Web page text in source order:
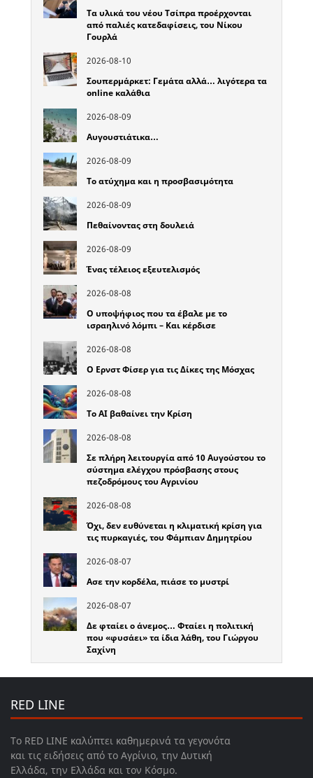
Τα υλικά του νέου Τσίπρα προέρχονται
από παλιές κατεδαφίσεις, του Νίκου
Γουρλά
2026-08-10
Σουπερμάρκετ: Γεμάτα αλλά… λιγότερα τα
online καλάθια
2026-08-09
Αυγουστιάτικα…
2026-08-09
Το ατύχημα και η προσβασιμότητα
2026-08-09
Πεθαίνοντας στη δουλειά
2026-08-09
Ένας τέλειος εξευτελισμός
2026-08-08
Ο υποψήφιος που τα έβαλε με το
ισραηλινό λόμπι – Και κέρδισε
2026-08-08
Ο Ερνστ Φίσερ για τις Δίκες της Μόσχας
2026-08-08
Το ΑΙ βαθαίνει την Κρίση
2026-08-08
Σε πλήρη λειτουργία από 10 Αυγούστου το
σύστημα ελέγχου πρόσβασης στους
πεζοδρόμους του Αγρινίου
2026-08-08
Όχι, δεν ευθύνεται η κλιματική κρίση για
τις πυρκαγιές, του Φάμπιαν Δημητρίου
2026-08-07
Ασε την κορδέλα, πιάσε το μυστρί
2026-08-07
Δε φταίει ο άνεμος… Φταίει η πολιτική
που «φυσάει» τα ίδια λάθη, του Γιώργου
Σαχίνη
RED LINE
Το RED LINE καλύπτει καθημερινά τα γεγονότα
και τις ειδήσεις από το Αγρίνιο, την Δυτική
Ελλάδα, την Ελλάδα και τον Κόσμο.